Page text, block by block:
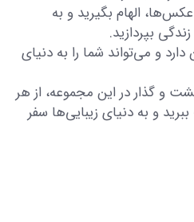
الهام بگیرید و به
بپردازید.
و می‌تواند شما را به دنیای
و گذار در این مجموعه، از هر
و به دنیای زیبایی‌ها سفر